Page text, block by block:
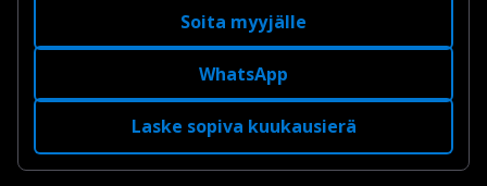
Soita myyjälle
WhatsApp
Laske sopiva kuukausierä